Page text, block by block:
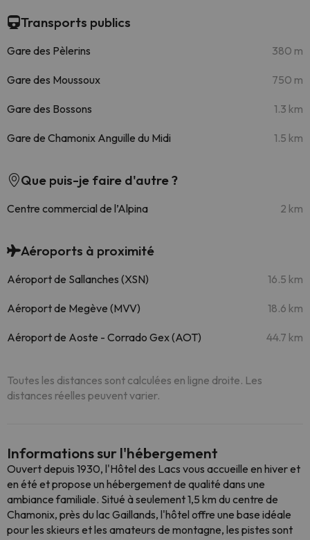
Transports publics
Gare des Pèlerins 380 m
Gare des Moussoux 750 m
Gare des Bossons 1.3 km
Gare de Chamonix Anguille du Midi 1.5 km
Que puis-je faire d'autre ?
Centre commercial de l’Alpina 2 km
Aéroports à proximité
Aéroport de Sallanches (XSN) 16.5 km
Aéroport de Megève (MVV) 18.6 km
Aéroport de Aoste - Corrado Gex (AOT) 44.7 km
Toutes les distances sont calculées en ligne droite. Les
distances réelles peuvent varier.
Informations sur l'hébergement
Ouvert depuis 1930, l'Hôtel des Lacs vous accueille en hiver et
en été et propose un hébergement de qualité dans une
ambiance familiale. Situé à seulement 1,5 km du centre de
Chamonix, près du lac Gaillands, l'hôtel offre une base idéale
pour les skieurs et les amateurs de montagne, les pistes sont